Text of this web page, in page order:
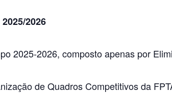
2026
2025-2026, composto apenas por
de Quadros Competitivos da